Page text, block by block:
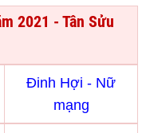
2021 - Tân Sửu
Đinh Hợi - Nữ
mạng